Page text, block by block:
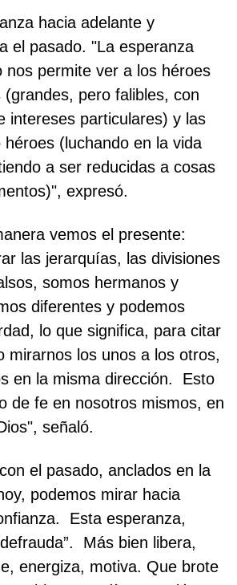
hacia adelante y
el pasado. "La esperanza
nos permite ver a los héroes
pero falibles, con
intereses particulares) y las
(luchando en la vida
a ser reducidas a cosas
expresó.
vemos el presente:
las jerarquías, las divisiones
somos hermanos y
diferentes y podemos
lo que significa, para citar
mirarnos los unos a los otros,
en la misma dirección. Esto
de fe en nosotros mismos, en
señaló.
el pasado, anclados en la
podemos mirar hacia
Esta esperanza,
Más bien libera,
energiza, motiva. Que brote